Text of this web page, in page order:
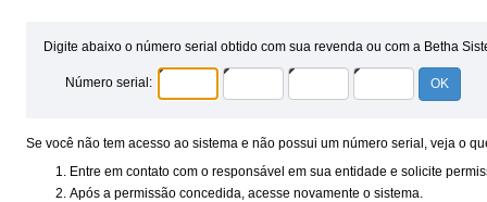
Digite abaixo o número serial obtido com sua revenda ou com a Betha
Número serial:
Se você não tem acesso ao sistema e não possui um número serial, veja o
Entre em contato com o responsável em sua entidade e solicite
Após a permissão concedida, acesse novamente o sistema.